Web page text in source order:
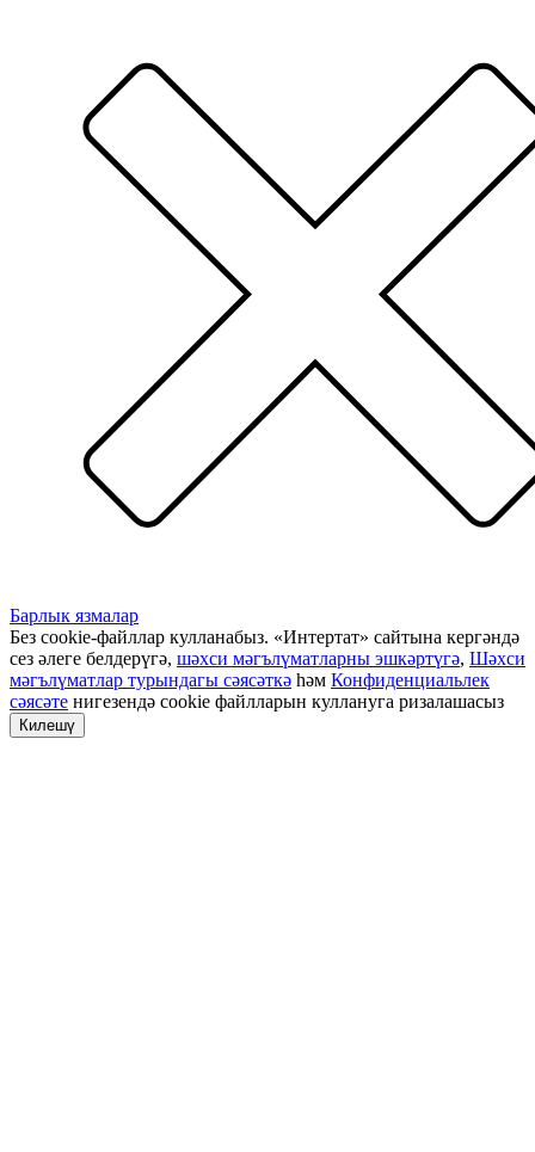
Барлык язмалар
Без cookie-файллар кулланабыз. «Интертат» сайтына кергәндә
сез әлеге белдерүгә, шәхси мәгълүматларны эшкәртүгә, Шәхси
мәгълүматлар турындагы сәясәткә һәм Конфиденциальлек
сәясәте нигезендә cookie файлларын куллануга ризалашасыз
Килешү